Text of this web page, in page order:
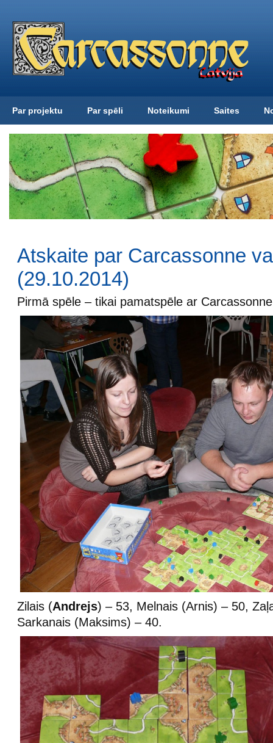
Par projektu Par spēli Noteikumi Saites
Atskaite par Carcassonne
(29.10.2014)
Pirmā spēle – tikai pamatspēle ar
Zilais (Andrejs) – 53, Melnais (Arnis) – 50,
Sarkanais (Maksims) – 40.